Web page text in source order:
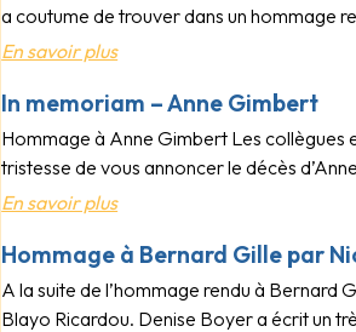
a coutume de trouver dans un hommage
En savoir plus
In memoriam – Anne Gimbert
Hommage à Anne Gimbert Les collègues
tristesse de vous annoncer le décès
En savoir plus
Hommage à Bernard Gille par
A la suite de l’hommage rendu à Bernard
Blayo Ricardou. Denise Boyer a écrit un